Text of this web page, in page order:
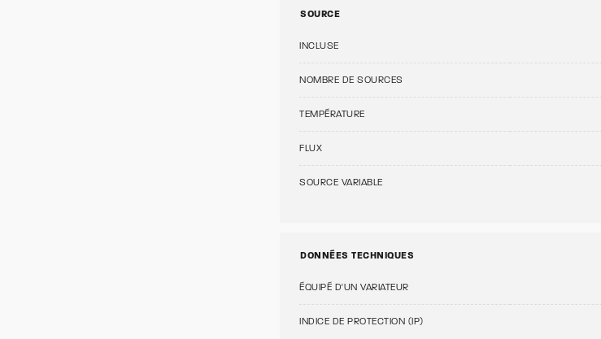
SOURCE
INCLUSE
NOMBRE DE SOURCES
TEMPÉRATURE
FLUX
SOURCE VARIABLE
DONNÉES TECHNIQUES
ÉQUIPÉ D'UN VARIATEUR
INDICE DE PROTECTION (IP)